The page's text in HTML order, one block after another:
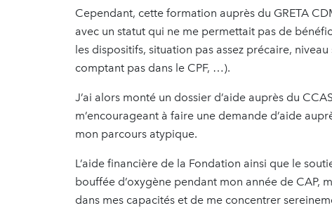
Cependant, cette formation auprès du GRETA
avec un statut qui ne me permettait pas de
les dispositifs, situation pas assez précaire,
comptant pas dans le CPF, …).
J’ai alors monté un dossier d’aide auprès du
m’encourageant à faire une demande d’aide
mon parcours atypique.
L’aide financière de la Fondation ainsi que le
bouffée d’oxygène pendant mon année de
dans mes capacités et de me concentrer